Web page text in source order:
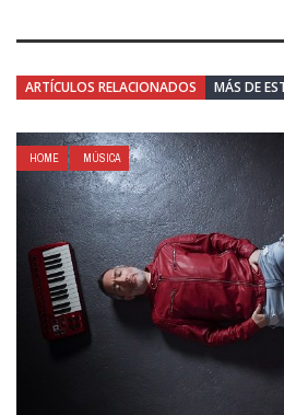
ARTÍCULOS RELACIONADOS MÁS DE
HOME MÚSICA